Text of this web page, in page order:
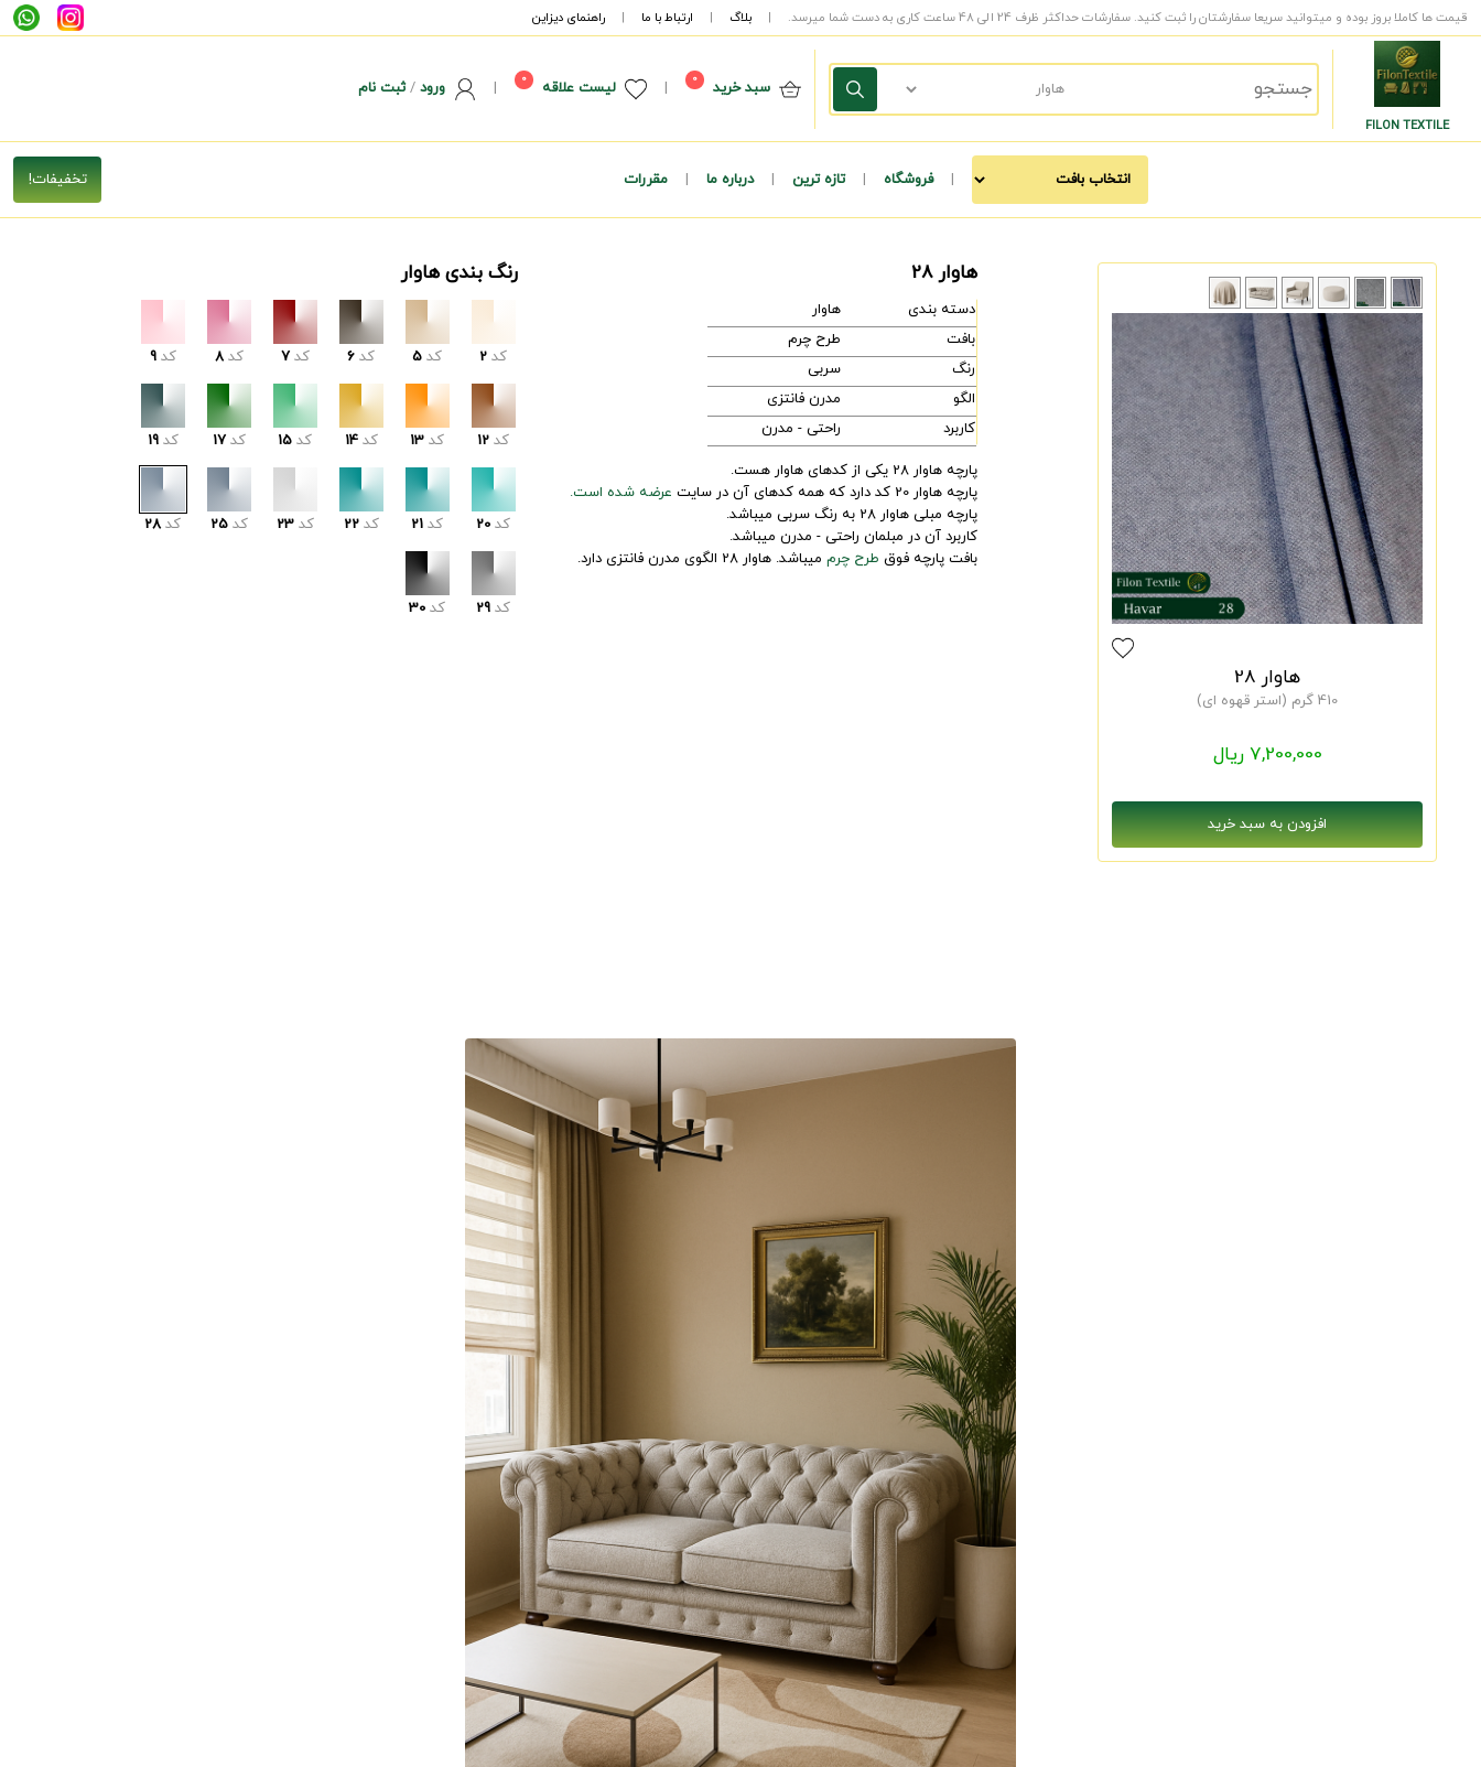
قیمت ها کاملا بروز بوده و میتوانید سریعا سفارشتان را ثبت کنید. سفارشات حداکثر ظرف 24 الی 48 ساعت کاری به دست شما میرسد. | بلاگ | ارتباط با ما | راهنمای دیزاین
FILON TEXTILE
سبد خرید 0
| لیست علاقه 0
| ورود/ثبت نام
| فروشگاه | تازه ترین | درباره ما | مقررات
هاوار 28
410 گرم (استر قهوه ای)
7,200,000 ریال
هاوار 28
دسته بندی
هاوار
بافت
طرح چرم
رنگ
سربی
الگو
مدرن فانتزی
کاربرد
راحتی - مدرن
پارچه هاوار 28 یکی از کدهای هاوار هست.
پارچه هاوار 20 کد دارد که همه کدهای آن در سایت
عرضه شده است.
پارچه مبلی هاوار 28 به رنگ سربی میباشد.
کاربرد آن در مبلمان راحتی - مدرن میباشد.
بافت پارچه فوق طرح چرم میباشد. هاوار 28 الگوی مدرن فانتزی دارد.
رنگ بندی هاوار
کد 2 کد 5 کد 6 کد 7 کد 8 کد 9
کد 12 کد 13 کد 14 کد 15 کد 17 کد 19
کد 20 کد 21 کد 22 کد 23 کد 25 کد 28
کد 29 کد 30